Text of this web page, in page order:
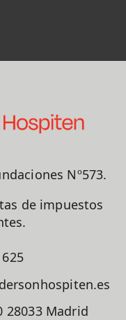
Nº573.
de impuestos
28033 Madrid